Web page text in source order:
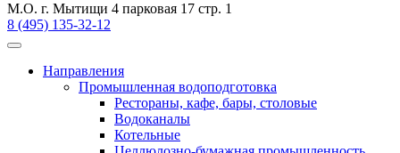
М.О. г. Мытищи 4 парковая 17 стр. 1
8 (495) 135-32-12
Направления
Промышленная водоподготовка
Рестораны, кафе, бары, столовые
Водоканалы
Котельные